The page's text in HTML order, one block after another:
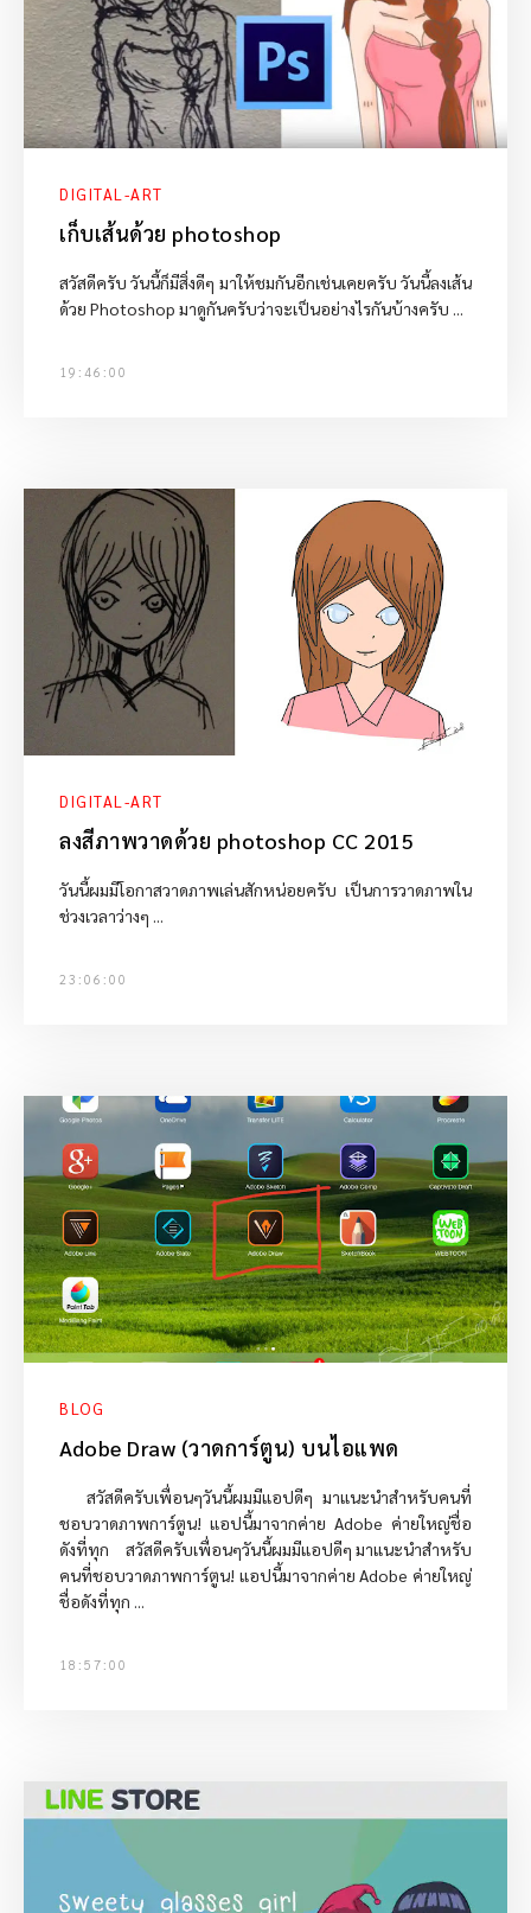
DIGITAL-ART
เก็บเส้นด้วย photoshop
สวัสดีครับ วันนี้ก็มีสิ่งดีๆ มาให้ชมกันอีกเช่นเคยครับ วันนี้ลงเส้น
ด้วย Photoshop มาดูกันครับว่าจะเป็นอย่างไรกันบ้างครับ ...
19:46:00
DIGITAL-ART
ลงสีภาพวาดด้วย photoshop CC 2015
วันนี้ผมมีโอกาสวาดภาพเล่นสักหน่อยครับ เป็นการวาดภาพใน
ช่วงเวลาว่างๆ ...
23:06:00
BLOG
Adobe Draw (วาดการ์ตูน) บนไอแพด
สวัสดีครับเพื่อนๆวันนี้ผมมีแอปดีๆ มาแนะนำสำหรับคนที่
ชอบวาดภาพการ์ตูน! แอปนี้มาจากค่าย Adobe ค่ายใหญ่ชื่อ
ดังที่ทุก สวัสดีครับเพื่อนๆวันนี้ผมมีแอปดีๆ มาแนะนำสำหรับ
คนที่ชอบวาดภาพการ์ตูน! แอปนี้มาจากค่าย Adobe ค่ายใหญ่
ชื่อดังที่ทุก ...
18:57:00